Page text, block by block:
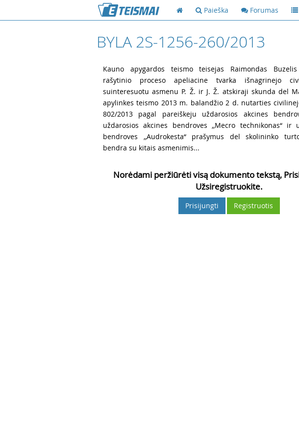
Paieška Forumas
BYLA 2S-1256-260/2013
Kauno apygardos teismo teisejas Raimondas
rašytinio proceso apeliacine tvarka išnagrinejo
suinteresuotu asmenu P. Ž. ir J. Ž. atskiraji skunda del
apylinkes teismo 2013 m. balandžio 2 d. nutarties
802/2013 pagal pareiškeju uždarosios akcines
uždarosios akcines bendroves ,,Mecro technikonas“ ir
bendroves ,,Audrokesta“ prašymus del skolininko
bendra su kitais asmenimis...
Norėdami peržiūrėti visą dokumento tekstą,
Užsiregistruokite.
Prisijungti Registruotis